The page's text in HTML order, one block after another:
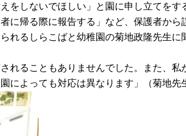
をしないでほしい」と園に申し立てをす
に帰る際に報告する」など、保護者か
れるしらこばと幼稚園の菊地政隆先生に
れることもありませんでした。また、
によっても対応は異なります」（菊地